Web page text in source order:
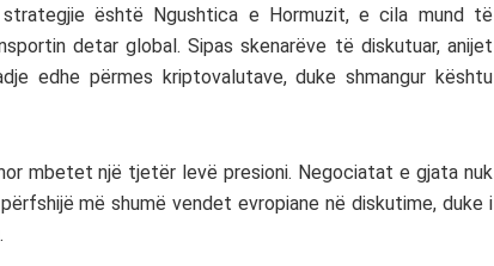
është Ngushtica e Hormuzit, e cila mund të
detar global. Sipas skenarëve të diskutuar, anijet
edhe përmes kriptovalutave, duke shmangur kështu
mbetet një tjetër levë presioni. Negociatat e gjata nuk
më shumë vendet evropiane në diskutime, duke i